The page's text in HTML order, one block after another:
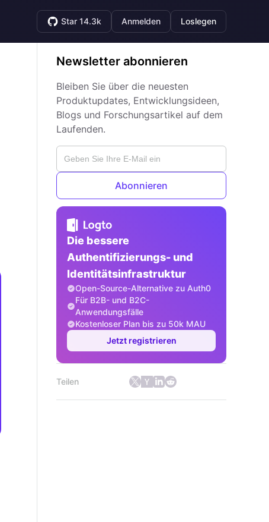
Star 14.3k Anmelden Loslegen
Newsletter abonnieren
Bleiben Sie über die neuesten
Produktupdates, Entwicklungsideen,
Blogs und Forschungsartikel auf dem
Laufenden.
Abonnieren
Die bessere
Authentifizierungs- und
Identitätsinfrastruktur
Open-Source-Alternative zu Auth0
Für B2B- und B2C-
Anwendungsfälle
Kostenloser Plan bis zu 50k MAU
Jetzt registrieren
Teilen